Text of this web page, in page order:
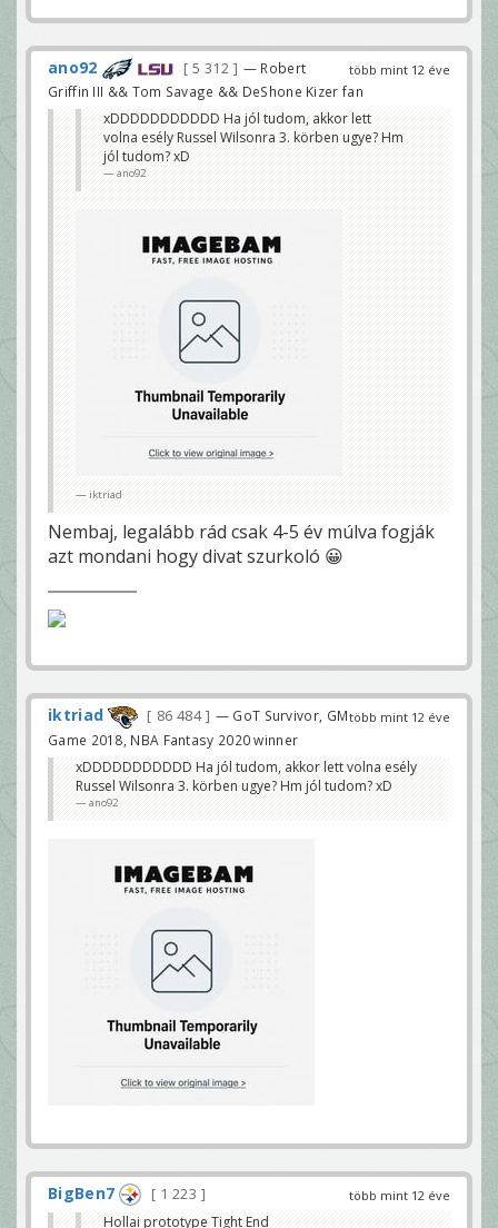
több mint 12 éve
ano92 5 312
— Robert
Griffin III && Tom Savage && DeShone Kizer fan
xDDDDDDDDDDD Ha jól tudom, akkor lett
volna esély Russel Wilsonra 3. körben ugye? Hm
jól tudom? xD
ano92
iktriad
Nembaj, legalább rád csak 4-5 év múlva fogják
azt mondani hogy divat szurkoló 😀
több mint 12 éve
iktriad 86 484
— GoT Survivor, GM
Game 2018, NBA Fantasy 2020 winner
xDDDDDDDDDDD Ha jól tudom, akkor lett volna esély
Russel Wilsonra 3. körben ugye? Hm jól tudom? xD
ano92
több mint 12 éve
BigBen7
1 223
Hollai prototype Tight End